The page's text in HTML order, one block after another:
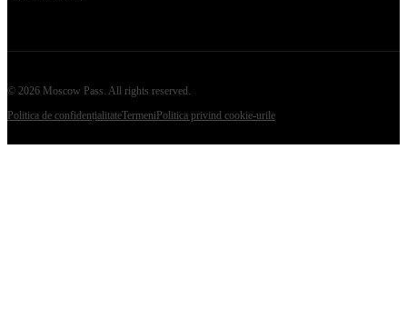
© 2026 Moscow Pass . All rights reserved.
Politica de confidențialitateTermeniPolitica privind cookie-urile